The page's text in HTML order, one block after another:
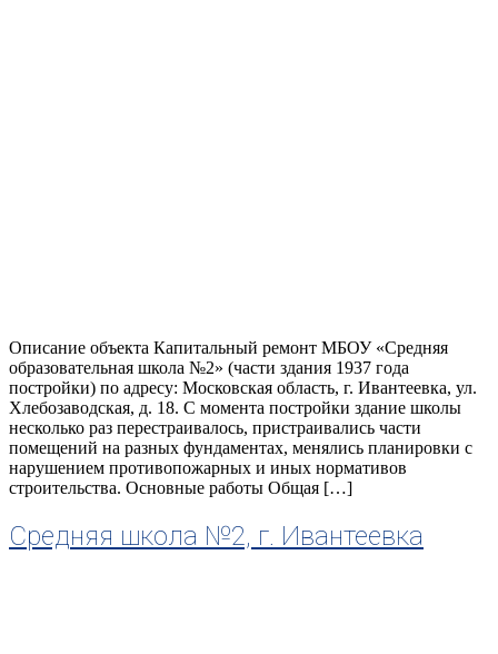
Описание объекта Капитальный ремонт МБОУ «Средняя
образовательная школа №2» (части здания 1937 года
постройки) по адресу: Московская область, г. Ивантеевка, ул.
Хлебозаводская, д. 18. С момента постройки здание школы
несколько раз перестраивалось, пристраивались части
помещений на разных фундаментах, менялись планировки с
нарушением противопожарных и иных нормативов
строительства. Основные работы Общая […]
Средняя школа №2, г. Ивантеевка